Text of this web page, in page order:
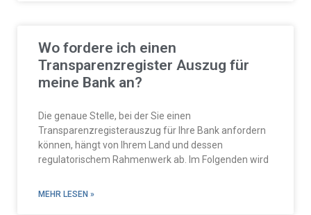
Wo fordere ich einen
Transparenzregister Auszug für
meine Bank an?
Die genaue Stelle, bei der Sie einen
Transparenzregisterauszug für Ihre Bank anfordern
können, hängt von Ihrem Land und dessen
regulatorischem Rahmenwerk ab. Im Folgenden wird
MEHR LESEN »